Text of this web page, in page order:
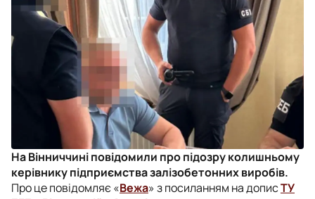
На Вінниччині повідомили про підозру колишньому
керівнику підприємства залізобетонних виробів.
Про це повідомляє «Вежа» з посиланням на дописТУ